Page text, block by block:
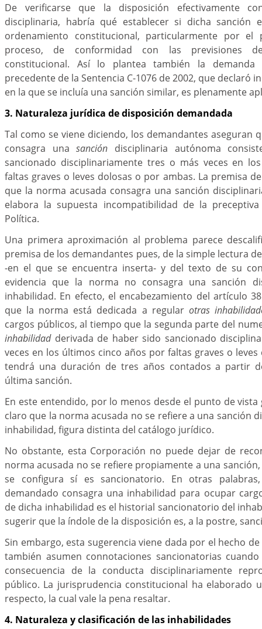
De verificarse que la disposición efectivamente
disciplinaria, habría qué establecer si dicha sanción
ordenamiento constitucional, particularmente por el
proceso, de conformidad con las previsiones
constitucional. Así lo plantea también la
precedente de la Sentencia C-1076 de 2002, que declaró
en la que se incluía una sanción similar, es plenamente
3. Naturaleza jurídica de disposición demandada
Tal como se viene diciendo, los demandantes aseguran
consagra unasanción disciplinaria autónoma
sancionado disciplinariamente tres o más veces en
faltas graves o leves dolosas o por ambas. La premisa
que la norma acusada consagra una sanción
elabora la supuesta incompatibilidad de la
Política.
Una primera aproximación al problema parece
premisa de los demandantes pues, de la simple lectura
-en el que se encuentra inserta- y del texto de su
evidencia que la norma no consagra una sanción
inhabilidad. En efecto, el encabezamiento del artículo
que la norma está dedicada a regular otras
cargos públicos, al tiempo que la segunda parte del
inhabilidadderivada de haber sido sancionado
veces en los últimos cinco años por faltas graves o
tendrá una duración de tres años contados a partir
última sanción.
En este entendido, por lo menos desde el punto de
claro que la norma acusada no se refiere a una sanción
inhabilidad, figura distinta del catálogo jurídico.
No obstante, esta Corporación no puede dejar de
norma acusada no se refiere propiamente a una
se configura sí es sancionatorio. En otras
demandado consagra una inhabilidad para ocupar
de dicha inhabilidad es el historial sancionatorio del
sugerir que la índole de la disposición es, a la postre,
Sin embargo, esta sugerencia viene dada por el hecho
también asumen connotaciones sancionatorias
consecuencia de la conducta disciplinariamente
público. La jurisprudencia constitucional ha elaborado
respecto, la cual vale la pena resaltar.
4. Naturaleza y clasificación de las inhabilidades